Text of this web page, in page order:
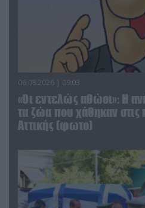
06.08.2026 | 09:03
«Οι εντελώς αθώοι»: Η
τα ζώα που χάθηκαν στις
Αττικής (φωτο)